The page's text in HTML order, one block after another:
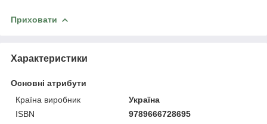
Приховати
Характеристики
Основні атрибути
Країна виробник
Україна
ISBN
9789666728695